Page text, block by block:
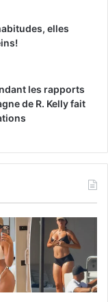
elles
les rapports
de R. Kelly fait